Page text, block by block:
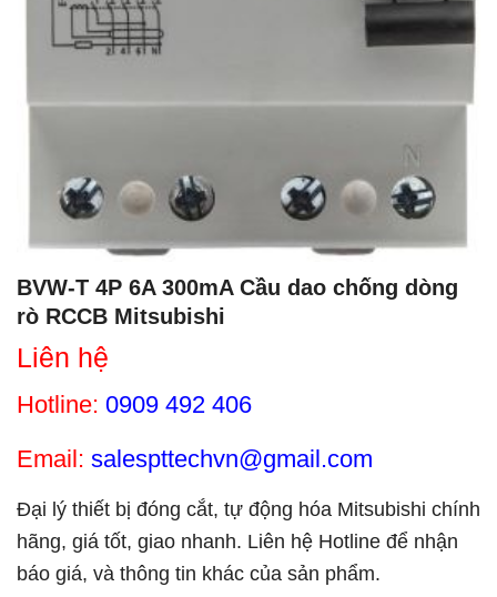
BVW-T 4P 6A 300mA Cầu dao chống dòng
rò RCCB Mitsubishi
Liên hệ
Hotline: 0909 492 406
Email: salespttechvn@gmail.com
Đại lý thiết bị đóng cắt, tự động hóa Mitsubishi chính
hãng, giá tốt, giao nhanh. Liên hệ Hotline để nhận
báo giá, và thông tin khác của sản phẩm.